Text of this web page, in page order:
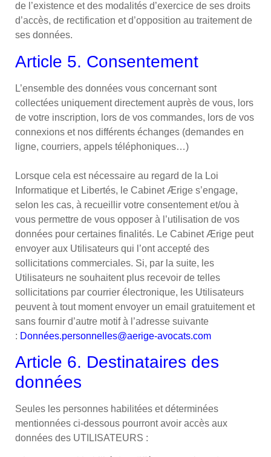
de l’existence et des modalités d’exercice de ses droits
d’accès, de rectification et d’opposition au traitement de
ses données.
Article 5. Consentement
L’ensemble des données vous concernant sont
collectées uniquement directement auprès de vous, lors
de votre inscription, lors de vos commandes, lors de vos
connexions et nos différents échanges (demandes en
ligne, courriers, appels téléphoniques…)
Lorsque cela est nécessaire au regard de la Loi
Informatique et Libertés, le Cabinet Ærige s’engage,
selon les cas, à recueillir votre consentement et/ou à
vous permettre de vous opposer à l’utilisation de vos
données pour certaines finalités. Le Cabinet Ærige peut
envoyer aux Utilisateurs qui l’ont accepté des
sollicitations commerciales. Si, par la suite, les
Utilisateurs ne souhaitent plus recevoir de telles
sollicitations par courrier électronique, les Utilisateurs
peuvent à tout moment envoyer un email gratuitement et
sans fournir d’autre motif à l’adresse suivante
: Données.personnelles@aerige-avocats.com
Article 6. Destinataires des
données
Seules les personnes habilitées et déterminées
mentionnées ci-dessous pourront avoir accès aux
données des UTILISATEURS :